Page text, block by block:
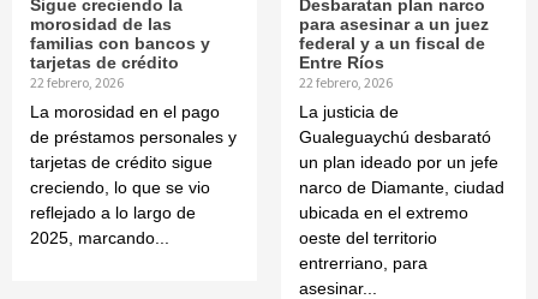
Sigue creciendo la
morosidad de las
familias con bancos y
tarjetas de crédito
22 febrero, 2026
La morosidad en el pago
de préstamos personales y
tarjetas de crédito sigue
creciendo, lo que se vio
reflejado a lo largo de
2025, marcando...
Desbaratan plan narco
para asesinar a un juez
federal y a un fiscal de
Entre Ríos
22 febrero, 2026
La justicia de
Gualeguaychú desbarató
un plan ideado por un jefe
narco de Diamante, ciudad
ubicada en el extremo
oeste del territorio
entrerriano, para
asesinar...